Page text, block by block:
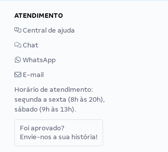
ATENDIMENTO
Central de ajuda
Chat
WhatsApp
E-mail
Horário de atendimento:
segunda a sexta (8h às 20h),
sábado (9h às 13h).
Foi aprovado?
Envie-nos a sua história!